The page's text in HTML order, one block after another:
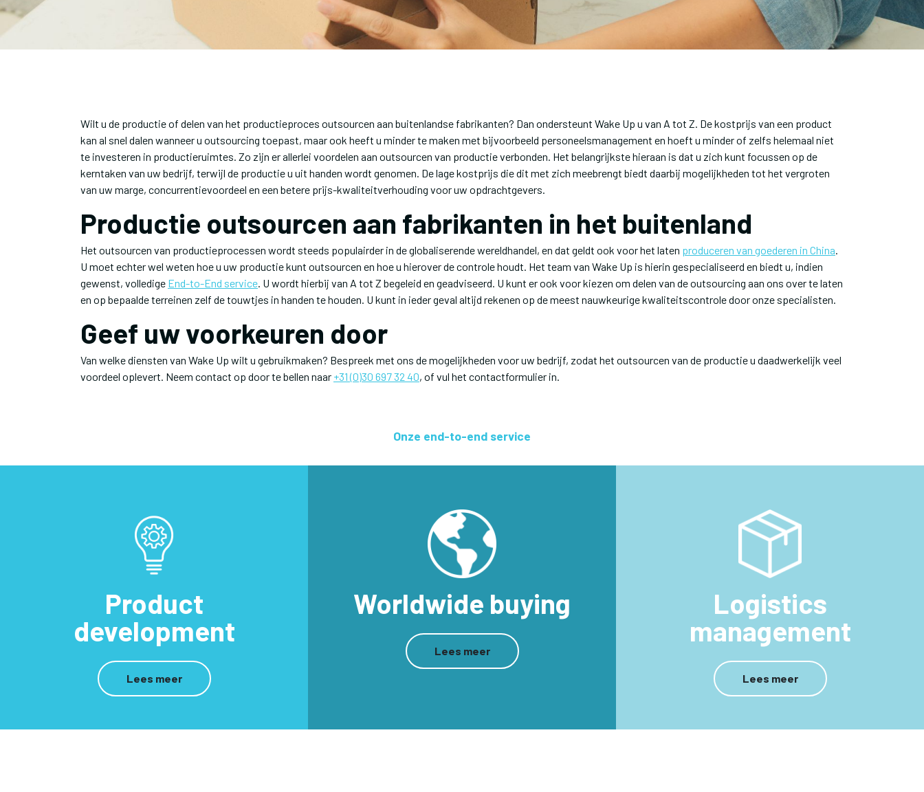
Wilt u de productie of delen van het productieproces outsourcen aan buitenlandse fabrikanten? Dan ondersteunt Wake Up u van A tot Z. De kostprijs van een product
kan al snel dalen wanneer u outsourcing toepast, maar ook heeft u minder te maken met bijvoorbeeld personeelsmanagement en hoeft u minder of zelfs helemaal niet
te investeren in productieruimtes. Zo zijn er allerlei voordelen aan outsourcen van productie verbonden. Het belangrijkste hieraan is dat u zich kunt focussen op de
kerntaken van uw bedrijf, terwijl de productie u uit handen wordt genomen. De lage kostprijs die dit met zich meebrengt biedt daarbij mogelijkheden tot het vergroten
van uw marge, concurrentievoordeel en een betere prijs-kwaliteitverhouding voor uw opdrachtgevers.
Productie outsourcen aan fabrikanten in het buitenland
Het outsourcen van productieprocessen wordt steeds populairder in de globaliserende wereldhandel, en dat geldt ook voor het laten produceren van goederen in China.
U moet echter wel weten hoe u uw productie kunt outsourcen en hoe u hierover de controle houdt. Het team van Wake Up is hierin gespecialiseerd en biedt u, indien
gewenst, volledige End-to-End service. U wordt hierbij van A tot Z begeleid en geadviseerd. U kunt er ook voor kiezen om delen van de outsourcing aan ons over te laten
en op bepaalde terreinen zelf de touwtjes in handen te houden. U kunt in ieder geval altijd rekenen op de meest nauwkeurige kwaliteitscontrole door onze specialisten.
Geef uw voorkeuren door
Van welke diensten van Wake Up wilt u gebruikmaken? Bespreek met ons de mogelijkheden voor uw bedrijf, zodat het outsourcen van de productie u daadwerkelijk veel
voordeel oplevert. Neem contact op door te bellen naar +31 (0)30 697 32 40, of vul het contactformulier in.
Onze end-to-end service
Product
development
Lees meer
Worldwide buying
Lees meer
Logistics
management
Lees meer